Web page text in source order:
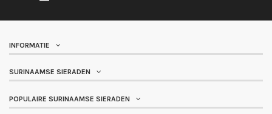
INFORMATIE
SURINAAMSE SIERADEN
POPULAIRE SURINAAMSE SIERADEN